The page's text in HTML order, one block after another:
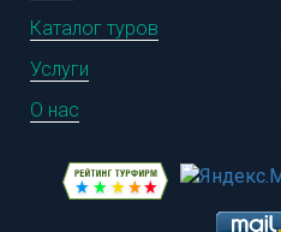
Каталог туров
Услуги
О нас